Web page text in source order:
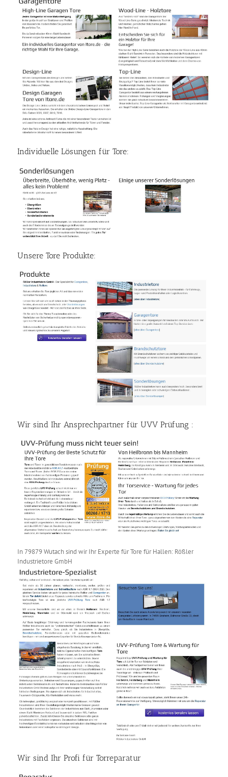
Individuelle Lösungen für Tore:
Unsere Tore Produkte:
Wir sind Ihr Ansprechpartner für UVV Prüfung :
In 79879 Wutach sind wir Ihr Experte für Tore für Hallen: Rößler
Industrietore GmbH
Wir sind Ihr Profi für Torreparatur